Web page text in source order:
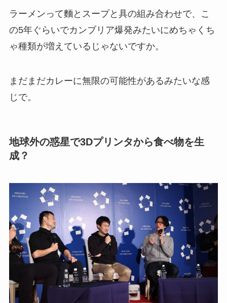
ラーメンって麵とスープと具の組み合わせで、こ
の5年ぐらいでカンブリア爆発みたいにめちゃくち
ゃ種類が増えているじゃないですか。
まだまだカレーに無限の可能性があるみたいな感
じで。
地球外の惑星で3Dプリンタから食べ物を生
成？